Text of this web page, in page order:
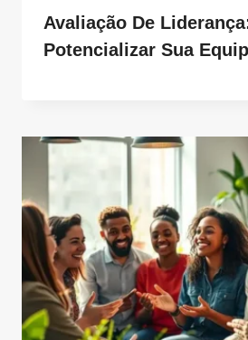
Avaliação De
Potencializar Sua